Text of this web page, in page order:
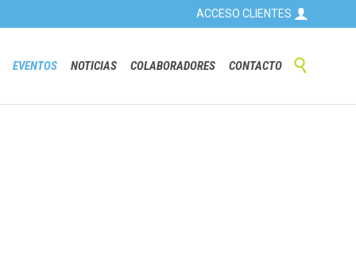
ACCESO CLIENTES 
to
EVENTOS NOTICIAS COLABORADORES CONTACTO 